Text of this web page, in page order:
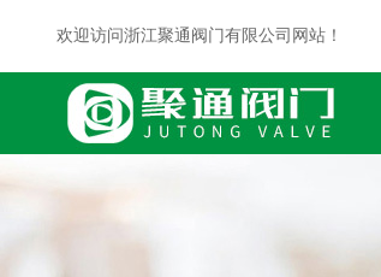
欢迎访问浙江聚通阀门有限公司网站！